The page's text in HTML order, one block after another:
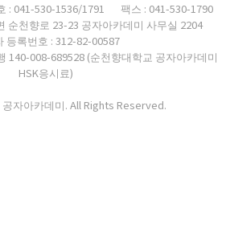
: 041-530-1536/1791
팩스 : 041-530-1790
순천향로 23-23 공자아카데미 사무실 2204
등록번호 : 312-82-00587
140-008-689528 (순천향대학교 공자아카데미
HSK응시료)
자아카데미. All Rights Reserved.